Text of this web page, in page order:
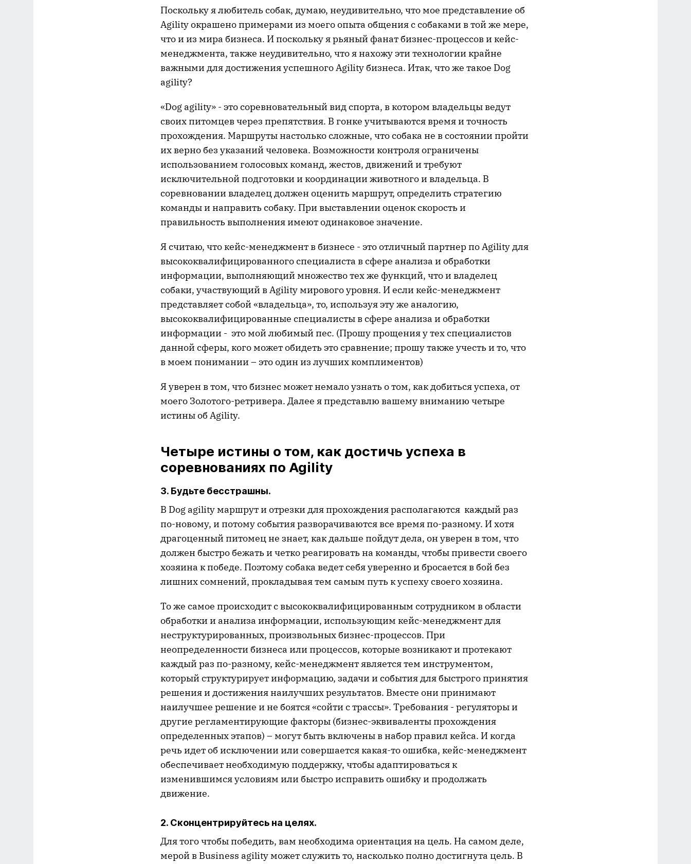
Поскольку я любитель собак, думаю, неудивительно, что мое представление об
Agility окрашено примерами из моего опыта общения с собаками в той же мере,
что и из мира бизнеса. И поскольку я рьяный фанат бизнес-процессов и кейс-
менеджмента, также неудивительно, что я нахожу эти технологии крайне
важными для достижения успешного Agility бизнеса. Итак, что же такое Dog
agility?
«Dog agility» - это соревновательный вид спорта, в котором владельцы ведут
своих питомцев через препятствия. В гонке учитываются время и точность
прохождения. Маршруты настолько сложные, что собака не в состоянии пройти
их верно без указаний человека. Возможности контроля ограничены
использованием голосовых команд, жестов, движений и требуют
исключительной подготовки и координации животного и владельца. В
соревновании владелец должен оценить маршрут, определить стратегию
команды и направить собаку. При выставлении оценок скорость и
правильность выполнения имеют одинаковое значение.
Я считаю, что кейс-менеджмент в бизнесе - это отличный партнер по Agility для
высококвалифицированного специалиста в сфере анализа и обработки
информации, выполняющий множество тех же функций, что и владелец
собаки, участвующий в Agility мирового уровня. И если кейс-менеджмент
представляет собой «владельца», то, используя эту же аналогию,
высококвалифицированные специалисты в сфере анализа и обработки
информации - это мой любимый пес. (Прошу прощения у тех специалистов
данной сферы, кого может обидеть это сравнение; прошу также учесть и то, что
в моем понимании – это один из лучших комплиментов)
Я уверен в том, что бизнес может немало узнать о том, как добиться успеха, от
моего Золотого-ретривера. Далее я представлю вашему вниманию четыре
истины об Agility.
Четыре истины о том, как достичь успеха в
соревнованиях по Agility
3. Будьте бесстрашны.
В Dog agility маршрут и отрезки для прохождения располагаются каждый раз
по-новому, и потому события разворачиваются все время по-разному. И хотя
драгоценный питомец не знает, как дальше пойдут дела, он уверен в том, что
должен быстро бежать и четко реагировать на команды, чтобы привести своего
хозяина к победе. Поэтому собака ведет себя уверенно и бросается в бой без
лишних сомнений, прокладывая тем самым путь к успеху своего хозяина.
То же самое происходит с высококвалифицированным сотрудником в области
обработки и анализа информации, использующим кейс-менеджмент для
неструктурированных, произвольных бизнес-процессов. При
неопределенности бизнеса или процессов, которые возникают и протекают
каждый раз по-разному, кейс-менеджмент является тем инструментом,
который структурирует информацию, задачи и события для быстрого принятия
решения и достижения наилучших результатов. Вместе они принимают
наилучшее решение и не боятся «сойти с трассы». Требования - регуляторы и
другие регламентирующие факторы (бизнес-эквиваленты прохождения
определенных этапов) – могут быть включены в набор правил кейса. И когда
речь идет об исключении или совершается какая-то ошибка, кейс-менеджмент
обеспечивает необходимую поддержку, чтобы адаптироваться к
изменившимся условиям или быстро исправить ошибку и продолжать
движение.
2. Сконцентрируйтесь на целях.
Для того чтобы победить, вам необходима ориентация на цель. На самом деле,
мерой в Business agility может служить то, насколько полно достигнута цель. В